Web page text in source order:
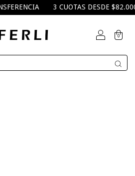
3 CUOTAS DESDE $82.000
0